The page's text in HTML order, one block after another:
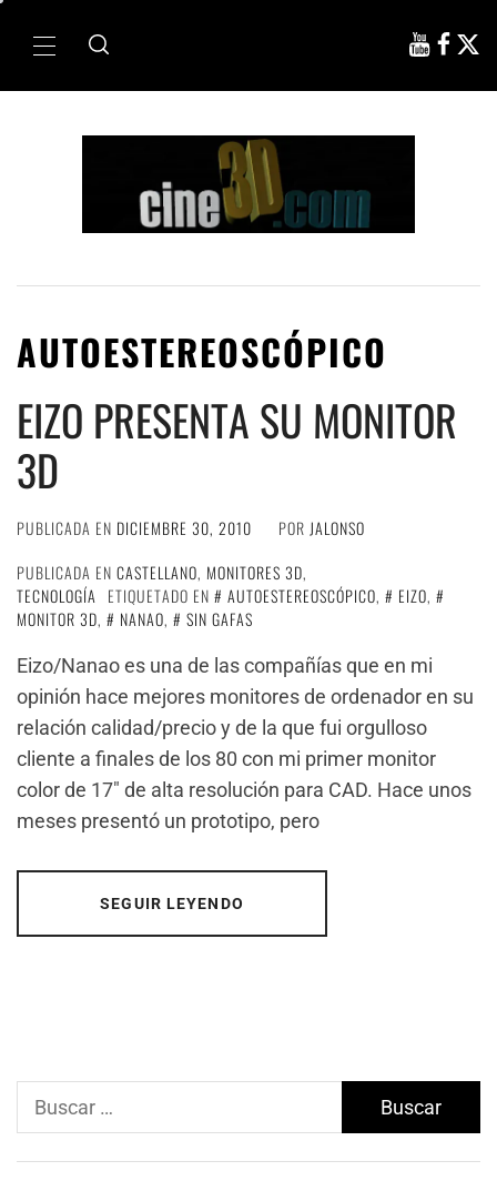
Menú
AUTOESTEREOSCÓPICO
EIZO PRESENTA SU MONITOR
3D
PUBLICADA EN DICIEMBRE 30, 2010 POR JALONSO
PUBLICADA EN CASTELLANO, MONITORES 3D,
TECNOLOGÍA
ETIQUETADO EN AUTOESTEREOSCÓPICO, EIZO,
MONITOR 3D, NANAO,
SIN GAFAS
Eizo/Nanao es una de las compañías que en mi
opinión hace mejores monitores de ordenador en su
relación calidad/precio y de la que fui orgulloso
cliente a finales de los 80 con mi primer monitor
color de 17″ de alta resolución para CAD. Hace unos
meses presentó un prototipo, pero
SEGUIR LEYENDO
Buscar: